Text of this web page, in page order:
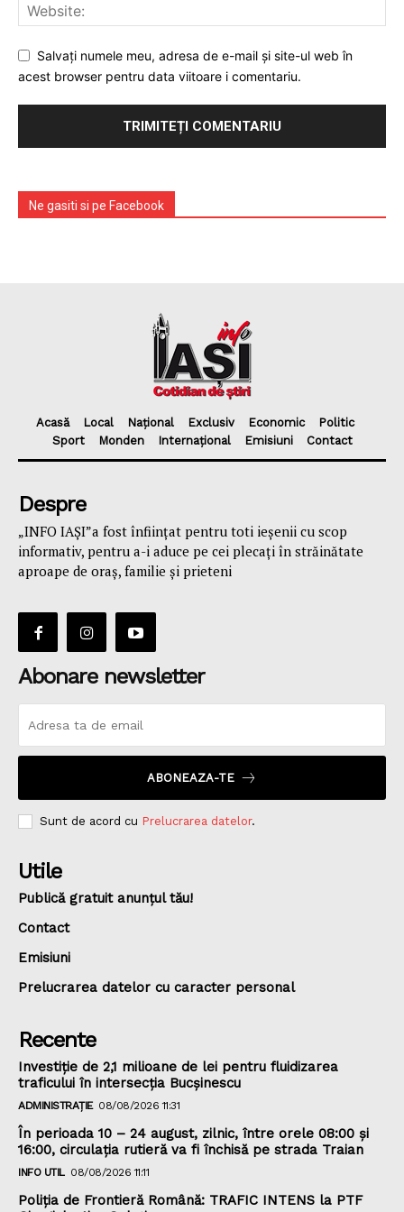
Salvați numele meu, adresa de e-mail și site-ul web în
acest browser pentru data viitoare i comentariu.
Ne gasiti si pe Facebook
Acasă Local Național Exclusiv Economic
Politic
Sport
Monden Internațional Emisiuni Contact
Despre
„INFO IAȘI”a fost înfiinţat pentru toti ieşenii cu scop
informativ, pentru a-i aduce pe cei plecaţi în străinătate
aproape de oraş, familie și prieteni
Abonare newsletter
ABONEAZA-TE
Sunt de acord cu Prelucrarea datelor.
Utile
Publică gratuit anunțul tău!
Contact
Emisiuni
Prelucrarea datelor cu caracter personal
Recente
Investiție de 2,1 milioane de lei pentru fluidizarea
traficului în intersecția Bucșinescu
ADMINISTRAȚIE 08/08/2026 11:31
În perioada 10 – 24 august, zilnic, între orele 08:00 și
16:00, circulația rutieră va fi închisă pe strada Traian
INFO UTIL 08/08/2026 11:11
Poliţia de Frontieră Română: TRAFIC INTENS la PTF